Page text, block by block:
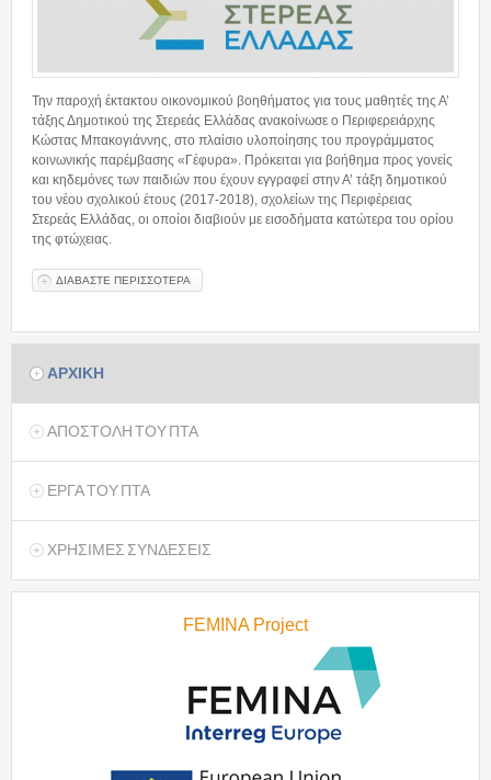
Πρόσκληση εκδήλωσης ενδιαφέροντος
30/06/2026 - 14:40
Επικοινωνία
Την παροχή έκτακτου οικονομικού βοηθήματος για τους μαθητές της Α’
τάξης Δημοτικού της Στερεάς Ελλάδας ανακοίνωσε ο Περιφερειάρχης
Κώστας Μπακογιάννης, στο πλαίσιο υλοποίησης του προγράμματος
κοινωνικής παρέμβασης «Γέφυρα». Πρόκειται για βοήθημα προς γονείς
και κηδεμόνες των παιδιών που έχουν εγγραφεί στην Α’ τάξη δημοτικού
του νέου σχολικού έτους (2017-2018), σχολείων της Περιφέρειας
Στερεάς Ελλάδας, οι οποίοι διαβιούν με εισοδήματα κατώτερα του ορίου
της φτώχειας.
ΔΙΑΒΑΣΤΕ ΠΕΡΙΣΣΟΤΕΡΑ
ΑΡΧΙΚΗ
ΑΠΟΣΤΟΛΗ ΤΟΥ ΠΤΑ
ΕΡΓΑ ΤΟΥ ΠΤΑ
ΧΡΗΣΙΜΕΣ ΣΥΝΔΕΣΕΙΣ
FEMINA Project